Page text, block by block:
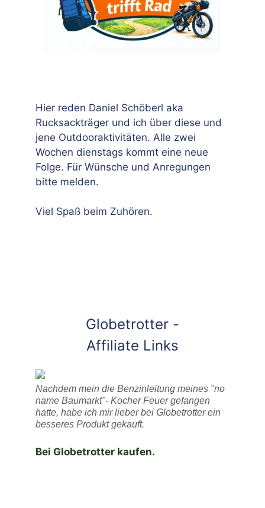
Hier reden Daniel Schöberl aka
Rucksackträger und ich über diese und
jene Outdooraktivitäten. Alle zwei
Wochen dienstags kommt eine neue
Folge. Für Wünsche und Anregungen
bitte melden.
Viel Spaß beim Zuhören.
Globetrotter -
Affiliate Links
Nachdem mein die Benzinleitung meines "no
name Baumarkt"- Kocher Feuer gefangen
hatte, habe ich mir lieber bei Globetrotter ein
besseres Produkt gekauft.
Bei Globetrotter kaufen.